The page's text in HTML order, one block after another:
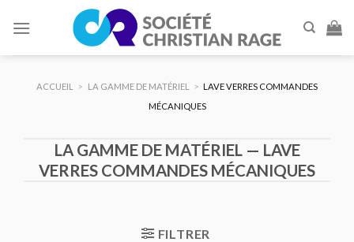
ACCUEIL > LA GAMME DE MATÉRIEL > LAVE VERRES COMMANDES
MÉCANIQUES
LA GAMME DE MATÉRIEL — LAVE
VERRES COMMANDES MÉCANIQUES
FILTRER